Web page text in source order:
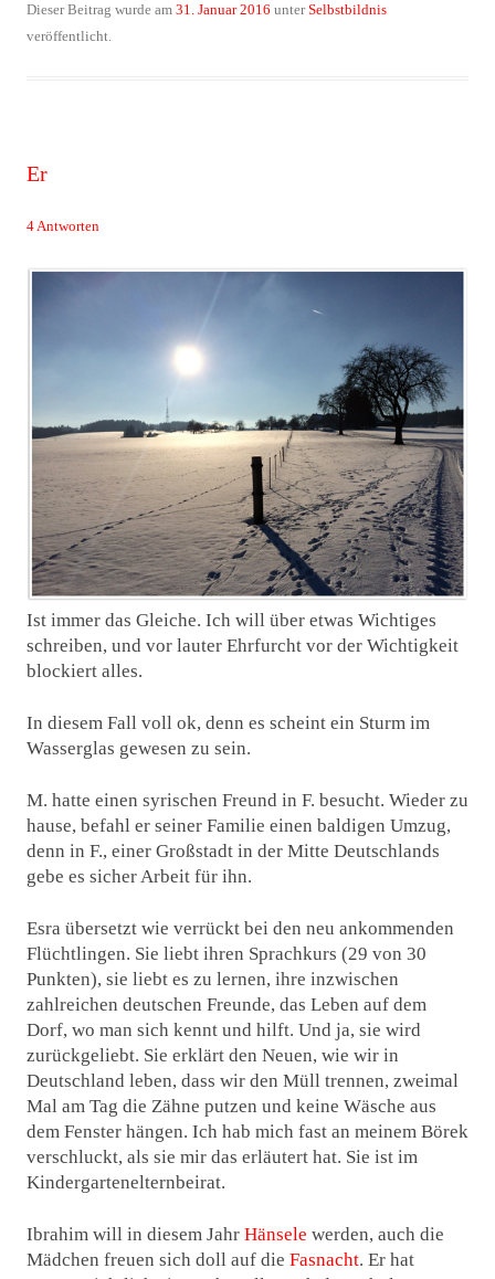
Dieser Beitrag wurde am 31. Januar 2016 unterSelbstbildnis
veröffentlicht.
Er
4 Antworten
Ist immer das Gleiche. Ich will über etwas Wichtiges
schreiben, und vor lauter Ehrfurcht vor der Wichtigkeit
blockiert alles.
In diesem Fall voll ok, denn es scheint ein Sturm im
Wasserglas gewesen zu sein.
M. hatte einen syrischen Freund in F. besucht. Wieder zu
hause, befahl er seiner Familie einen baldigen Umzug,
denn in F., einer Großstadt in der Mitte Deutschlands
gebe es sicher Arbeit für ihn.
Esra übersetzt wie verrückt bei den neu ankommenden
Flüchtlingen. Sie liebt ihren Sprachkurs (29 von 30
Punkten), sie liebt es zu lernen, ihre inzwischen
zahlreichen deutschen Freunde, das Leben auf dem
Dorf, wo man sich kennt und hilft. Und ja, sie wird
zurückgeliebt. Sie erklärt den Neuen, wie wir in
Deutschland leben, dass wir den Müll trennen, zweimal
Mal am Tag die Zähne putzen und keine Wäsche aus
dem Fenster hängen. Ich hab mich fast an meinem Börek
verschluckt, als sie mir das erläutert hat. Sie ist im
Kindergartenelternbeirat.
Ibrahim will in diesem Jahr Hänsele werden, auch die
Mädchen freuen sich doll auf die Fasnacht. Er hat